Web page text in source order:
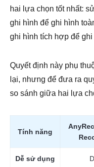
Bước 1.
hai lựa chọn tốt nhất:
ghi hình để ghi hình
ghi hình tích hợp để
Quyết định này phụ
lại, nhưng để đưa ra
so sánh giữa hai lựa
Tính năng
Dễ sử dụng